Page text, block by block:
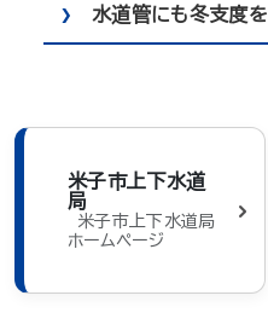
水道管にも冬支度を
米子市上下水道
局
米子市上下水道局
ホームページ